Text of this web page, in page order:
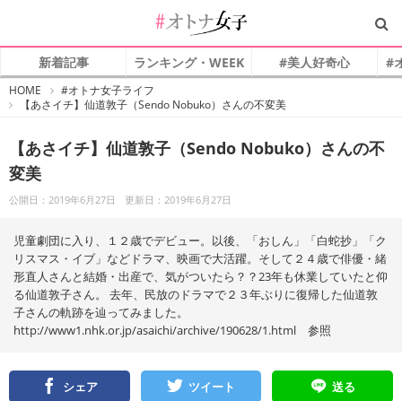
新着記事 ランキング・WEEK #美人好奇心 #
HOME
オ
ト
子
#オトナ女子ライフ
【あさイチ】仙道敦子（Sendo Nobuko）さんの不変美
【あさイチ】仙道敦子（Sendo Nobuko）さんの不
変美
公開日：2019年6月27日 更新日：2019年6月27日
児童劇団に入り、１２歳でデビュー。以後、「おしん」「白蛇抄」「ク
リスマス・イブ」などドラマ、映画で大活躍。そして２４歳で俳優・緒
形直人さんと結婚・出産で、気がついたら？？23年も休業していたと仰
る仙道敦子さん。 去年、民放のドラマで２３年ぶりに復帰した仙道敦
子さんの軌跡を辿ってみました。
http://www1.nhk.or.jp/asaichi/archive/190628/1.html 参照
シェア ツイート 送る